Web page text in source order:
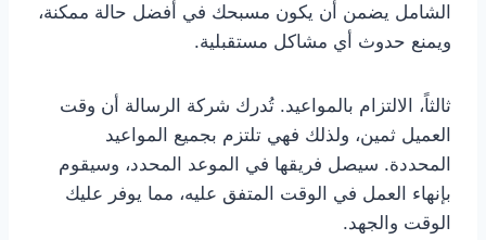
الشامل يضمن أن يكون مسبحك في أفضل حالة ممكنة،
ويمنع حدوث أي مشاكل مستقبلية.
ثالثاً، الالتزام بالمواعيد. تُدرك شركة الرسالة أن وقت
العميل ثمين، ولذلك فهي تلتزم بجميع المواعيد
المحددة. سيصل فريقها في الموعد المحدد، وسيقوم
بإنهاء العمل في الوقت المتفق عليه، مما يوفر عليك
الوقت والجهد.